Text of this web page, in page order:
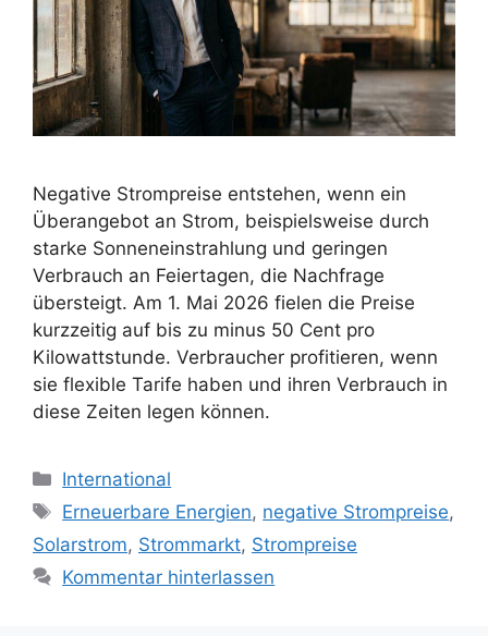
Negative Strompreise entstehen, wenn ein
Überangebot an Strom, beispielsweise durch
starke Sonneneinstrahlung und geringen
Verbrauch an Feiertagen, die Nachfrage
übersteigt. Am 1. Mai 2026 fielen die Preise
kurzzeitig auf bis zu minus 50 Cent pro
Kilowattstunde. Verbraucher profitieren, wenn
sie flexible Tarife haben und ihren Verbrauch in
diese Zeiten legen können.
Kategorien
International
Schlagwörter
Erneuerbare Energien, negative Strompreise,
Solarstrom, Strommarkt, Strompreise
Kommentar hinterlassen